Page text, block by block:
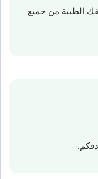
الطبية من جميع